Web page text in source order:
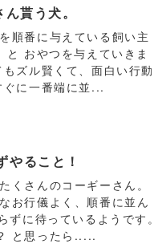
貰う犬。
順番に与えている飼い主
おやつを与えていきま
ズル賢くて、面白い行動
に一番端に並...
やること！
くさんのコーギーさん。
お行儀よく、順番に並ん
に待っているようです。
と思ったら.....